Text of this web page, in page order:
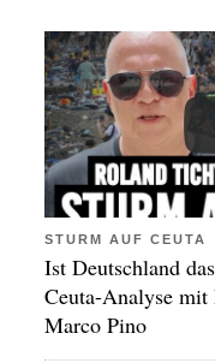
STURM AUF CEUTA
Ist Deutschland
Ceuta-Analyse
Marco Pino